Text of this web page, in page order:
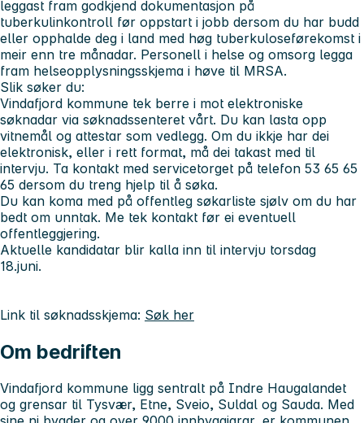
leggast fram godkjend dokumentasjon på
tuberkulinkontroll før oppstart i jobb dersom du har budd
eller opphalde deg i land med høg tuberkuloseførekomst i
meir enn tre månadar. Personell i helse og omsorg legga
fram helseopplysningsskjema i høve til MRSA.
Slik søker du:
Vindafjord kommune tek berre i mot elektroniske
søknadar via søknadssenteret vårt. Du kan lasta opp
vitnemål og attestar som vedlegg. Om du ikkje har dei
elektronisk, eller i rett format, må dei takast med til
intervju. Ta kontakt med servicetorget på telefon 53 65 65
65 dersom du treng hjelp til å søka.
Du kan koma med på offentleg søkarliste sjølv om du har
bedt om unntak. Me tek kontakt før ei eventuell
offentleggjering.
Aktuelle kandidatar blir kalla inn til intervju torsdag
18.juni.
Link til søknadsskjema: Søk her
Om bedriften
Vindafjord kommune ligg sentralt på Indre Haugalandet
og grensar til Tysvær, Etne, Sveio, Suldal og Sauda. Med